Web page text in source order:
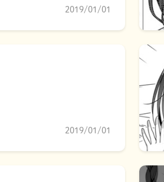
2019/01/01
2019/01/01